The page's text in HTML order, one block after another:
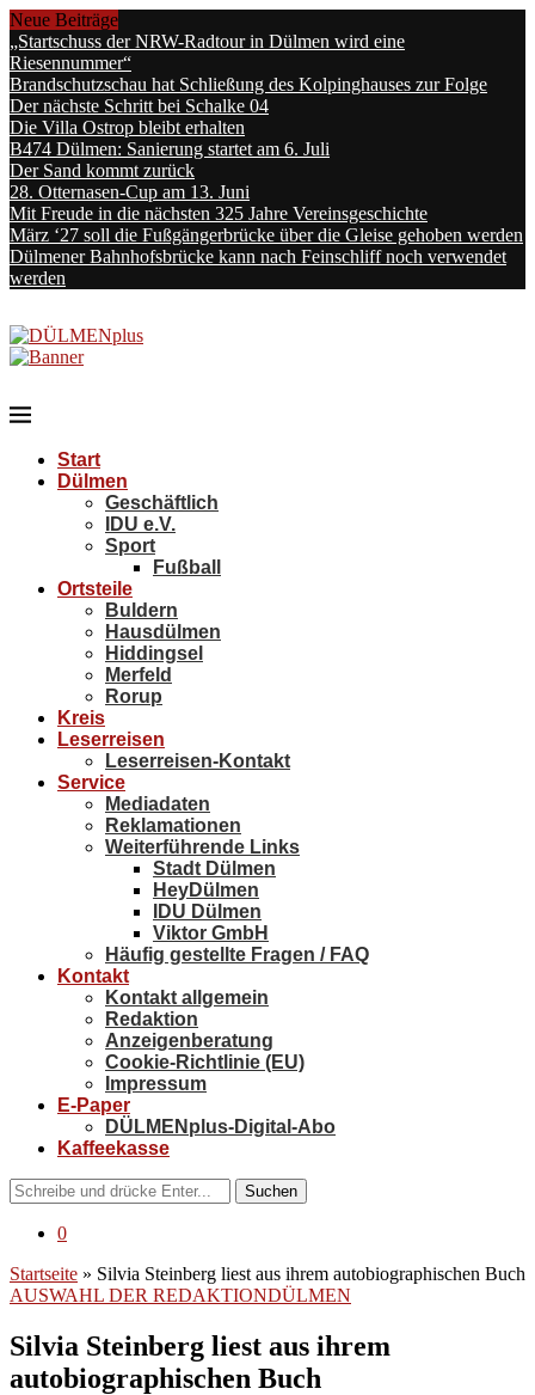
Neue Beiträge
„Startschuss der NRW-Radtour in Dülmen wird eine
Riesennummer“
Brandschutzschau hat Schließung des Kolpinghauses zur Folge
Der nächste Schritt bei Schalke 04
Die Villa Ostrop bleibt erhalten
B474 Dülmen: Sanierung startet am 6. Juli
Der Sand kommt zurück
28. Otternasen-Cup am 13. Juni
Mit Freude in die nächsten 325 Jahre Vereinsgeschichte
März ‘27 soll die Fußgängerbrücke über die Gleise gehoben werden
Dülmener Bahnhofsbrücke kann nach Feinschliff noch verwendet
werden
Start
Dülmen
Geschäftlich
IDU e.V.
Sport
Fußball
Ortsteile
Buldern
Hausdülmen
Hiddingsel
Merfeld
Rorup
Kreis
Leserreisen
Leserreisen-Kontakt
Service
Mediadaten
Reklamationen
Weiterführende Links
Stadt Dülmen
HeyDülmen
IDU Dülmen
Viktor GmbH
Häufig gestellte Fragen / FAQ
Kontakt
Kontakt allgemein
Redaktion
Anzeigenberatung
Cookie-Richtlinie (EU)
Impressum
E-Paper
DÜLMENplus-Digital-Abo
Kaffeekasse
Suchen
0
Startseite » Silvia Steinberg liest aus ihrem autobiographischen Buch
AUSWAHL DER REDAKTIONDÜLMEN
Silvia Steinberg liest aus ihrem
autobiographischen Buch